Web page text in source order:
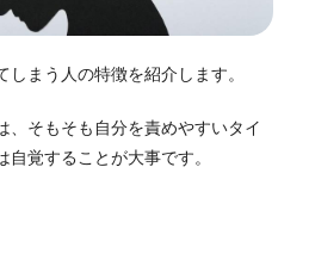
しまう人の特徴を紹介します。
、そもそも自分を責めやすいタイ
覚することが大事です。